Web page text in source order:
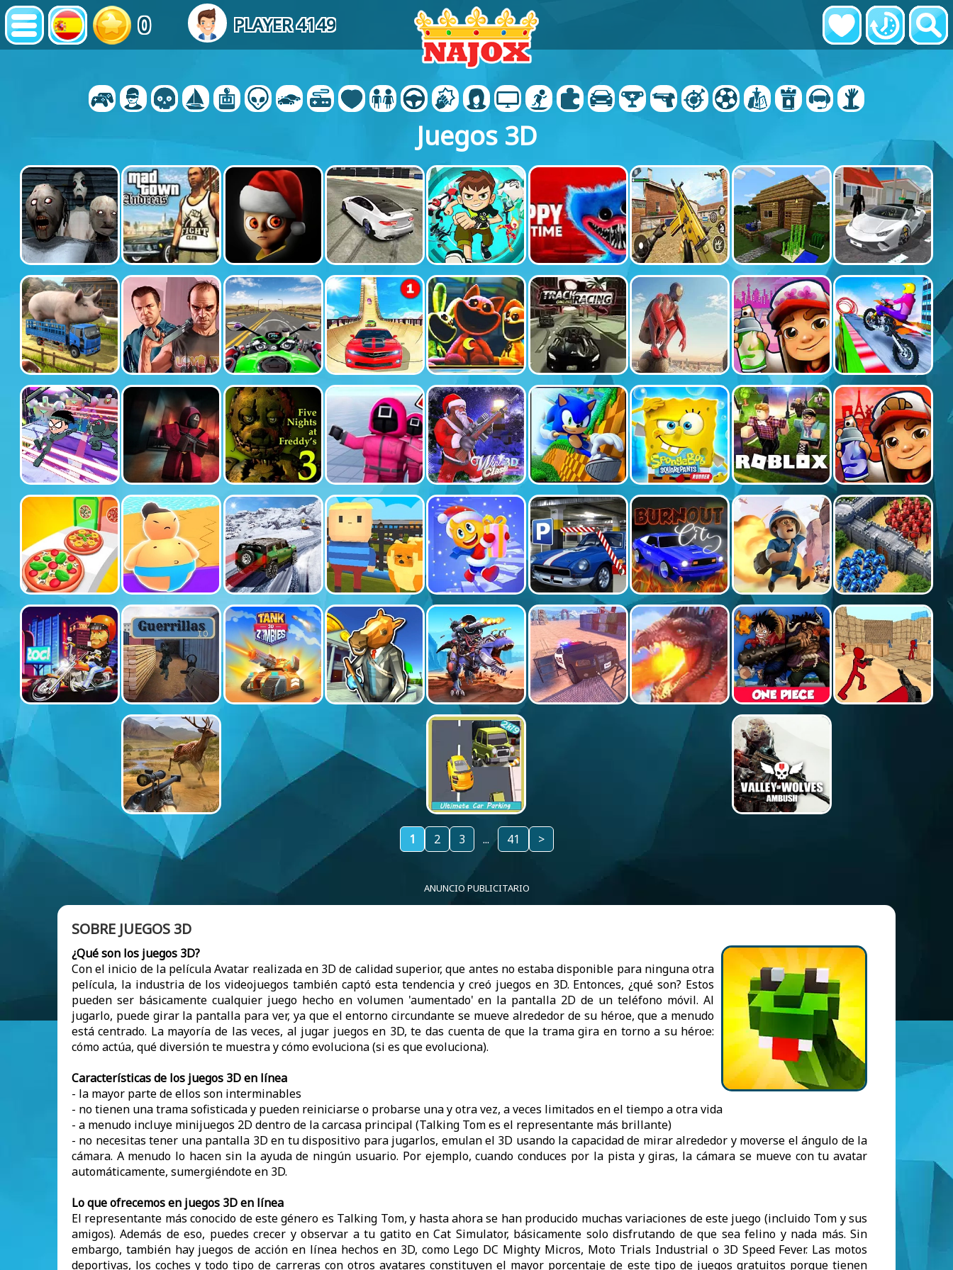
0 PLAYER 4149
Juegos 3D
1 2 3 ... 41 >
ANUNCIO PUBLICITARIO
SOBRE JUEGOS 3D
¿Qué son los juegos 3D?
Con el inicio de la película Avatar realizada en 3D de calidad superior, que antes no estaba disponible para ninguna otra
película, la industria de los videojuegos también captó esta tendencia y creó juegos en 3D. Entonces, ¿qué son? Estos
pueden ser básicamente cualquier juego hecho en volumen 'aumentado' en la pantalla 2D de un teléfono móvil. Al
jugarlo, puede girar la pantalla para ver, ya que el entorno circundante se mueve alrededor de su héroe, que a menudo
está centrado. La mayoría de las veces, al jugar juegos en 3D, te das cuenta de que la trama gira en torno a su héroe:
cómo actúa, qué diversión te muestra y cómo evoluciona (si es que evoluciona).
Características de los juegos 3D en línea
- la mayor parte de ellos son interminables
- no tienen una trama sofisticada y pueden reiniciarse o probarse una y otra vez, a veces limitados en el tiempo a otra vida
- a menudo incluye minijuegos 2D dentro de la carcasa principal (Talking Tom es el representante más brillante)
- no necesitas tener una pantalla 3D en tu dispositivo para jugarlos, emulan el 3D usando la capacidad de mirar alrededor y moverse el ángulo de la
cámara. A menudo lo hacen sin la ayuda de ningún usuario. Por ejemplo, cuando conduces por la pista y giras, la cámara se mueve con tu avatar
automáticamente, sumergiéndote en 3D.
Lo que ofrecemos en juegos 3D en línea
El representante más conocido de este género es Talking Tom, y hasta ahora se han producido muchas variaciones de este juego (incluido Tom y sus
amigos). Además de eso, puedes crecer y observar a tu gatito en Cat Simulator, básicamente solo disfrutando de que sea felino y nada más. Sin
embargo, también hay juegos de acción en línea hechos en 3D, como Lego DC Mighty Micros, Moto Trials Industrial o 3D Speed Fever. Las motos
deportivas, los coches y todo tipo de carreras con otros avatares constituyen el mayor porcentaje de este tipo de juegos gratuitos porque tienen